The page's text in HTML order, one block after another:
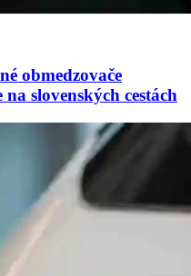
obmedzovače
slovenských cestách